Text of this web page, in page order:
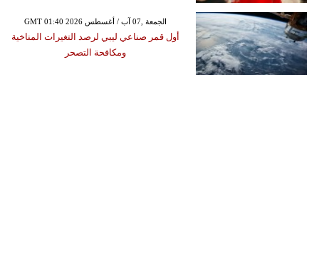
GMT 01:40 2026 الجمعة ,07 آب / أغسطس
أول قمر صناعي ليبي لرصد التغيرات المناخية
ومكافحة التصحر